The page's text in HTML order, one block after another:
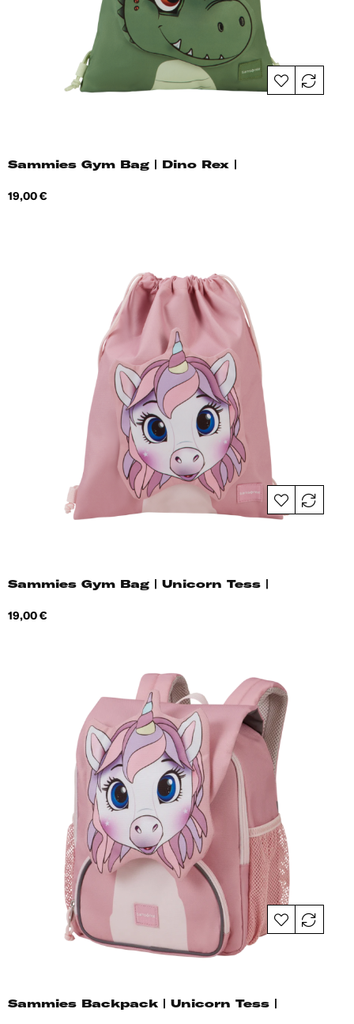
Sammies Gym Bag | Dino Rex |
Hind
19,00 €
Sammies Gym Bag | Unicorn Tess |
Hind
19,00 €
Sammies Backpack | Unicorn Tess |